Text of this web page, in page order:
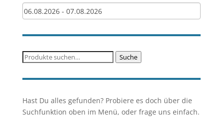
Suche
Suche
Hast Du alles gefunden? Probiere es doch über die
Suchfunktion oben im Menü, oder frage uns einfach.